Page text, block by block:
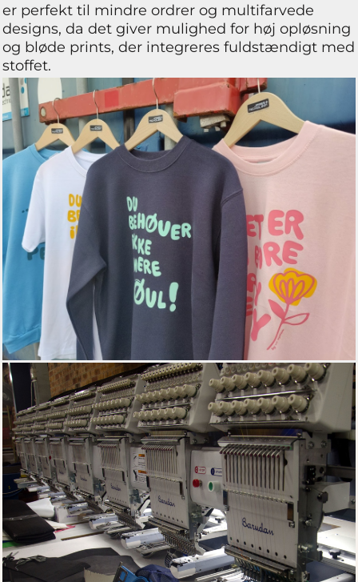
er perfekt til mindre ordrer og multifarvede
designs, da det giver mulighed for høj opløsning
og bløde prints, der integreres fuldstændigt med
stoffet.